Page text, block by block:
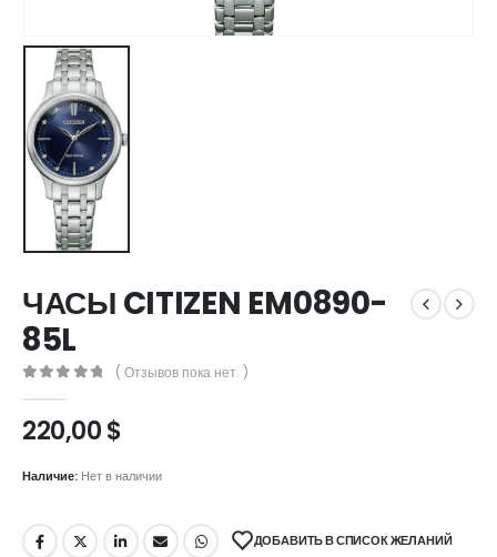
ЧАСЫ CITIZEN EM0890-
85L
( Отзывов пока нет. )
220,00$
Наличие: Нет в наличии
ДОБАВИТЬ В СПИСОК ЖЕЛАНИЙ